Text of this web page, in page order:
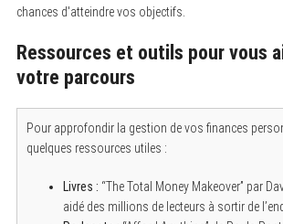
chances d'atteindre vos objectifs.
Ressources et outils pour vous
votre parcours
Pour approfondir la gestion de vos finances
quelques ressources utiles :
Livres : “The Total Money Makeover” par
aidé des millions de lecteurs à sortir de